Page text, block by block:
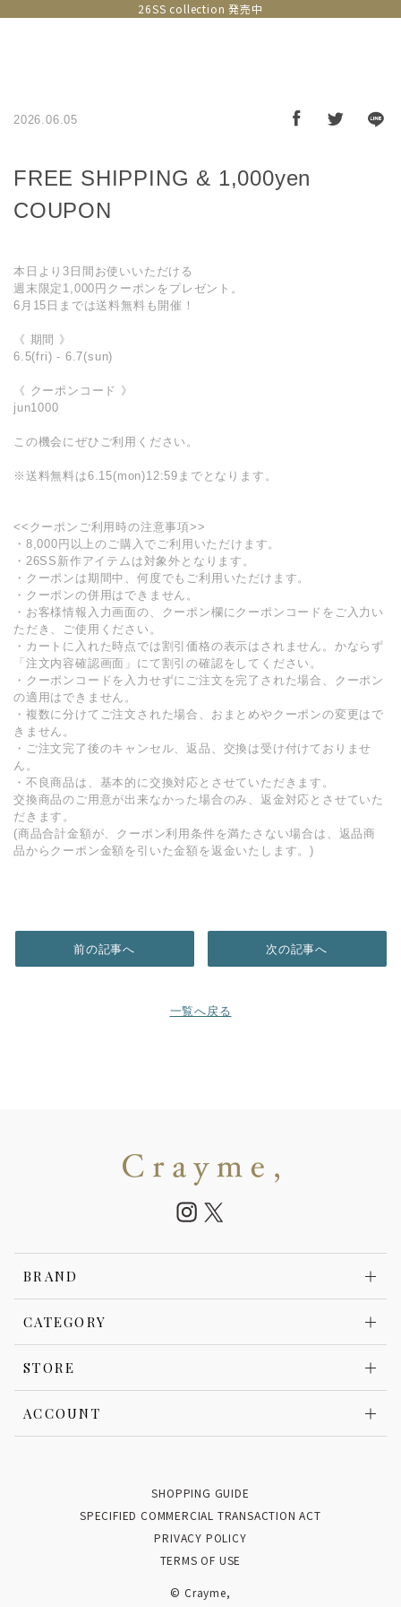
26SS collection 発売中
2026.06.05
FREE SHIPPING & 1,000yen
COUPON
本日より3日間お使いいただける
週末限定1,000円クーポンをプレゼント。
6月15日までは送料無料も開催！
《 期間 》
6.5(fri) - 6.7(sun)
《 クーポンコード 》
jun1000
この機会にぜひご利用ください。
※送料無料は6.15(mon)12:59までとなります。
<<クーポンご利用時の注意事項>>
・8,000円以上のご購入でご利用いただけます。
・26SS新作アイテムは対象外となります。
・クーポンは期間中、何度でもご利用いただけます。
・クーポンの併用はできません。
・お客様情報入力画面の、クーポン欄にクーポンコードをご入力い
ただき、ご使用ください。
・カートに入れた時点では割引価格の表示はされません。かならず
「注文内容確認画面」にて割引の確認をしてください。
・クーポンコードを入力せずにご注文を完了された場合、クーポン
の適用はできません。
・複数に分けてご注文された場合、おまとめやクーポンの変更はで
きません。
・ご注文完了後のキャンセル、返品、交換は受け付けておりませ
ん。
・不良商品は、基本的に交換対応とさせていただきます。
交換商品のご用意が出来なかった場合のみ、返金対応とさせていた
だきます。
(商品合計金額が、クーポン利用条件を満たさない場合は、返品商
品からクーポン金額を引いた金額を返金いたします。)
前の記事へ
一覧へ戻る
次の記事へ
BRAND
CATEGORY
STORE
ACCOUNT
SHOPPING GUIDE
SPECIFIED COMMERCIAL TRANSACTION ACT
PRIVACY POLICY
TERMS OF USE
© Crayme,